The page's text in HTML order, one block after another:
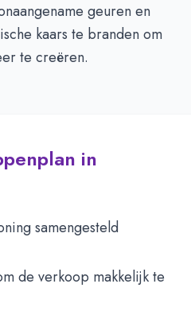
geuren en
kaars te branden om
te creëren.
in
samengesteld
de verkoop makkelijk te